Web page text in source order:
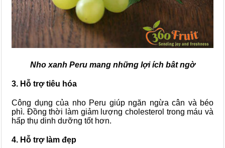
Nho xanh Peru mang những lợi ích bât ngờ
3. Hỗ trợ tiêu hóa
Công dụng của nho Peru giúp ngăn ngừa cân và béo
phì. Đồng thời làm giảm lượng cholesterol trong máu và
hấp thụ dinh dưỡng tốt hơn.
4. Hỗ trợ làm đẹp